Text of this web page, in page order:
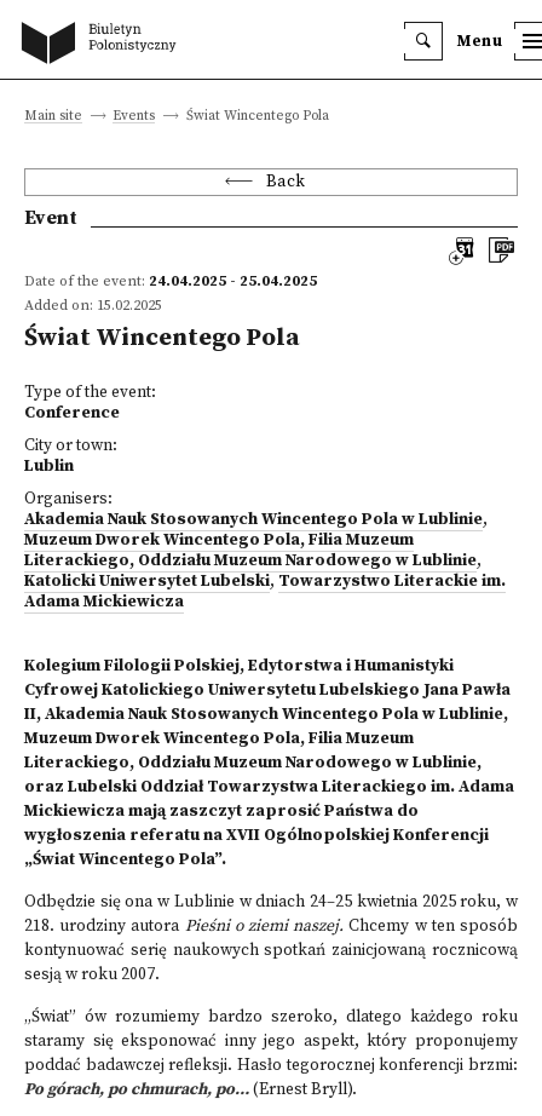
Menu
Main site Events Świat Wincentego Pola
Back
Event
Date of the event: 24.04.2025 - 25.04.2025
Added on: 15.02.2025
Świat Wincentego Pola
Type of the event:
Conference
City or town:
Lublin
Organisers:
Akademia Nauk Stosowanych Wincentego Pola w Lublinie,
Muzeum Dworek Wincentego Pola, Filia Muzeum
Literackiego, Oddziału Muzeum Narodowego w Lublinie,
Katolicki Uniwersytet Lubelski, Towarzystwo Literackie im.
Adama Mickiewicza
Kolegium Filologii Polskiej, Edytorstwa i Humanistyki
Cyfrowej Katolickiego Uniwersytetu Lubelskiego Jana Pawła
II, Akademia Nauk Stosowanych Wincentego Pola w Lublinie,
Muzeum Dworek Wincentego Pola, Filia Muzeum
Literackiego, Oddziału Muzeum Narodowego w Lublinie,
oraz Lubelski Oddział Towarzystwa Literackiego im. Adama
Mickiewicza mają zaszczyt zaprosić Państwa do
wygłoszenia referatu na XVII Ogólnopolskiej Konferencji
„Świat Wincentego Pola”.
Odbędzie się ona w Lublinie w dniach 24–25 kwietnia 2025 roku, w
218. urodziny autora Pieśni o ziemi naszej. Chcemy w ten sposób
kontynuować serię naukowych spotkań zainicjowaną rocznicową
sesją w roku 2007.
„Świat” ów rozumiemy bardzo szeroko, dlatego każdego roku
staramy się eksponować inny jego aspekt, który proponujemy
poddać badawczej refleksji. Hasło tegorocznej konferencji brzmi:
Po górach, po chmurach, po…(Ernest Bryll).